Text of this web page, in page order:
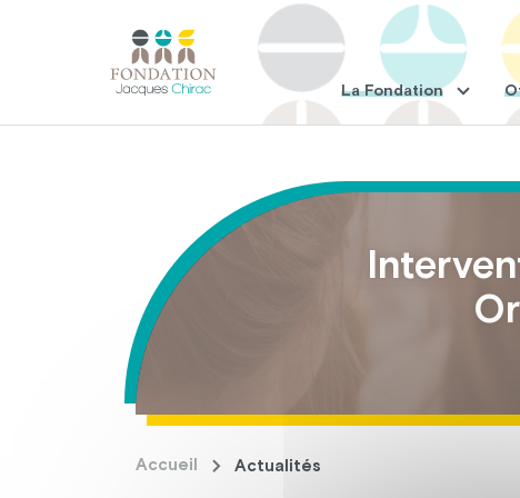
La Fondation
Accueil Actualités